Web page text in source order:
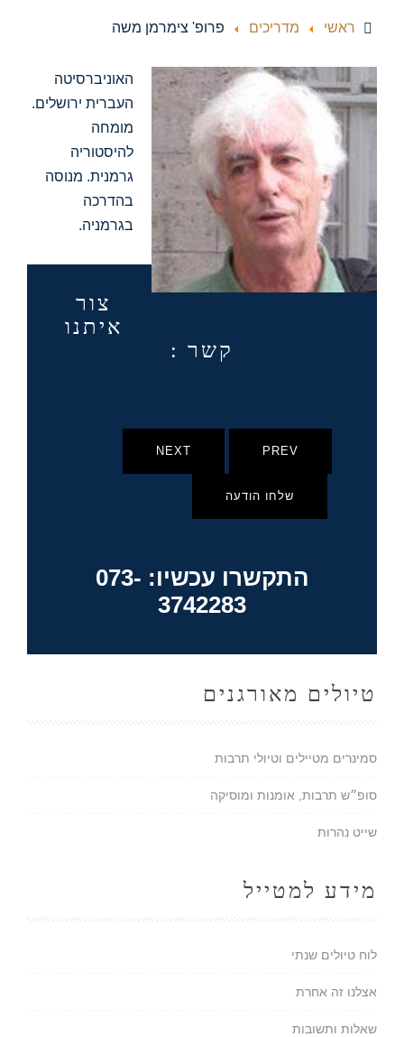
ראשי מדריכים פרופ' צימרמן משה
האוניברסיטה
העברית ירושלים.
מומחה
להיסטוריה
גרמנית. מנוסה
בהדרכה
בגרמניה.
צור
איתנו
קשר :
PREV
NEXT
שלחו הודעה
התקשרו עכשיו: 073-
3742283
טיולים מאורגנים
סמינרים מטיילים וטיולי תרבות
סופ״ש תרבות, אומנות ומוסיקה
שייט נהרות
מידע למטייל
לוח טיולים שנתי
אצלנו זה אחרת
שאלות ותשובות